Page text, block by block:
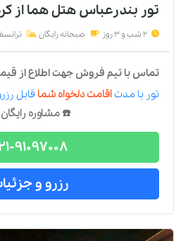
تور بندرعباس هتل همااز
2 شب و 3 روز صبحانه رایگان
تماس با تیم فروش جهت اطلاع از
تور با مدتاقامت دلخواه شما قابل
☎️ مشاوره رایگان
91097008
رزرو و